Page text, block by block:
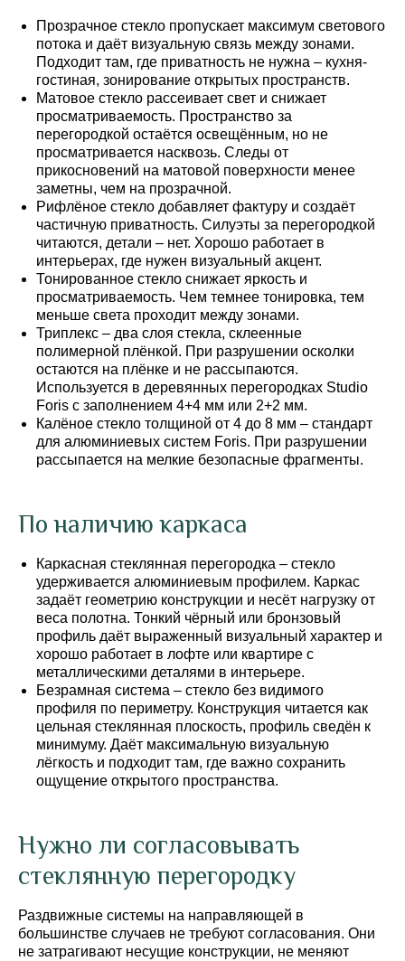
Прозрачное стекло пропускает максимум светового
потока и даёт визуальную связь между зонами.
Подходит там, где приватность не нужна – кухня-
гостиная, зонирование открытых пространств.
Матовое стекло рассеивает свет и снижает
просматриваемость. Пространство за
перегородкой остаётся освещённым, но не
просматривается насквозь. Следы от
прикосновений на матовой поверхности менее
заметны, чем на прозрачной.
Рифлёное стекло добавляет фактуру и создаёт
частичную приватность. Силуэты за перегородкой
читаются, детали – нет. Хорошо работает в
интерьерах, где нужен визуальный акцент.
Тонированное стекло снижает яркость и
просматриваемость. Чем темнее тонировка, тем
меньше света проходит между зонами.
Триплекс – два слоя стекла, склеенные
полимерной плёнкой. При разрушении осколки
остаются на плёнке и не рассыпаются.
Используется в деревянных перегородках Studio
Foris с заполнением 4+4 мм или 2+2 мм.
Калёное стекло толщиной от 4 до 8 мм – стандарт
для алюминиевых систем Foris. При разрушении
рассыпается на мелкие безопасные фрагменты.
По наличию каркаса
Каркасная стеклянная перегородка – стекло
удерживается алюминиевым профилем. Каркас
задаёт геометрию конструкции и несёт нагрузку от
веса полотна. Тонкий чёрный или бронзовый
профиль даёт выраженный визуальный характер и
хорошо работает в лофте или квартире с
металлическими деталями в интерьере.
Безрамная система – стекло без видимого
профиля по периметру. Конструкция читается как
цельная стеклянная плоскость, профиль сведён к
минимуму. Даёт максимальную визуальную
лёгкость и подходит там, где важно сохранить
ощущение открытого пространства.
Нужно ли согласовывать
стеклянную перегородку
Раздвижные системы на направляющей в
большинстве случаев не требуют согласования. Они
не затрагивают несущие конструкции, не меняют